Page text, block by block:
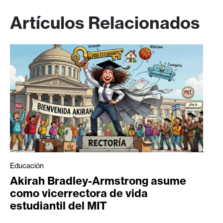
Artículos Relacionados
Educación
Akirah Bradley-Armstrong asume
como vicerrectora de vida
estudiantil del MIT